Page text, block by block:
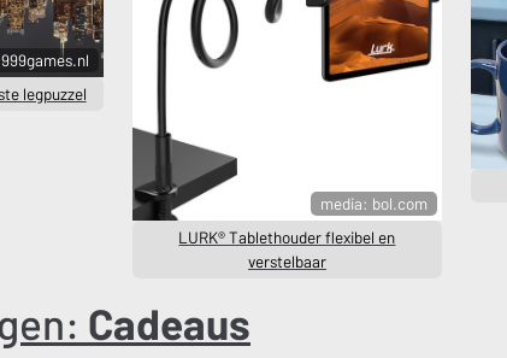
legpuzzel
media: bol.com
LURK® Tablethouder flexibel en
verstelbaar
Cadeaus